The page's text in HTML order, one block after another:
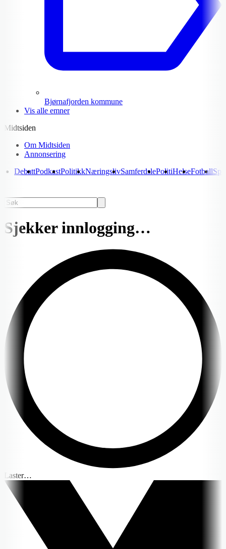
Bjørnafjorden kommune
Vis alle emner
Midtsiden
Om Midtsiden
Annonsering
DebattPodkastPolitikkNæringslivSamferdslePolitiHelseFotball
Sjekker innlogging…
Laster…